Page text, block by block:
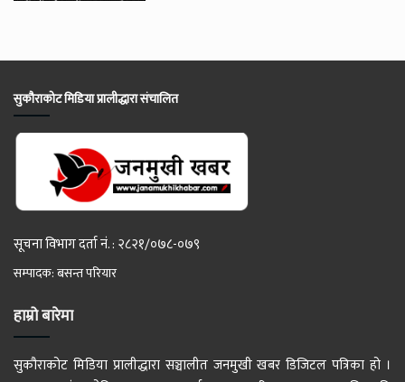
सुकौराकोट मिडिया प्रालीद्धारा संचालित
सूचना विभाग दर्ता नं. : २८२१/०७८-०७९
सम्पादक: बसन्त परियार
हाम्रो बारेमा
सुकौराकोट मिडिया प्रालीद्धारा सञ्चालीत जनमुखी खबर डिजिटल पत्रिका हो ।